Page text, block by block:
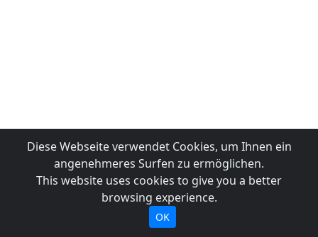
Diese Webseite verwendet Cookies, um Ihnen ein
angenehmeres Surfen zu ermöglichen.
This website uses cookies to give you a better
browsing experience.
OK